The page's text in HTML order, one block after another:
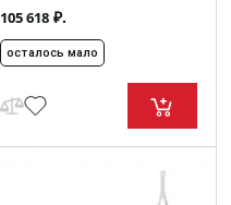
105 618 ₽.
осталось мало